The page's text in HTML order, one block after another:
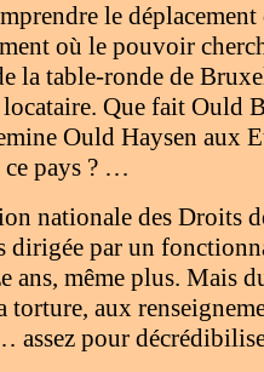
le
où le pouvoir
la table-ronde de
locataire. Que fait Ould
Ould Haysen aux
ce pays ? …
nationale des Droits
dirigée par un
ans, même plus. Mais
torture, aux
assez pour